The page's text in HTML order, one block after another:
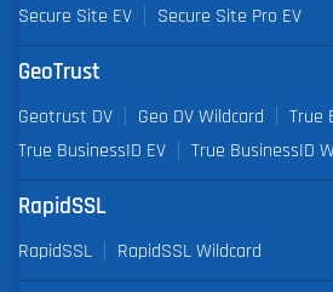
Secure Site EV
Secure Site Pro EV
GeoTrust
Geotrust DV Geo DV Wildcard
True
True BusinessID EV
True BusinessID
RapidSSL
RapidSSL RapidSSL Wildcard